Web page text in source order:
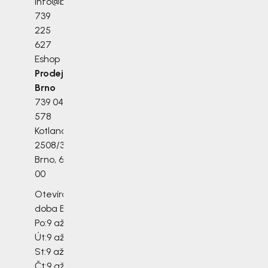
739
225
627
Eshop
Prodejna
Brno
739 045
578
Kotlanova
2508/3a
Brno, 628
00
Otevírací
doba Brno
Po:9 až 17 h
Út:9 až 18 h
St:9 až 15 h
Čt:9 až 18 h